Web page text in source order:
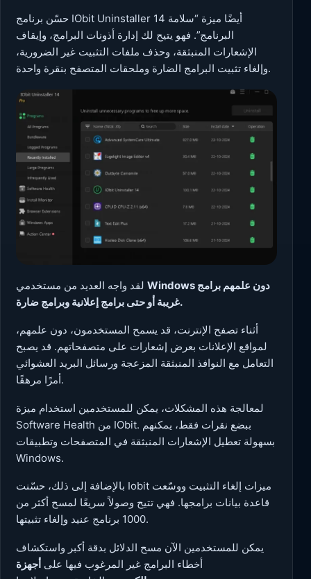
حسّن برنامج IObit Uninstaller 14 أيضًا ميزة “سلامة
البرنامج”. فهو يتيح لك إدارة أذونات البرامج، وإيقاف
الإشعارات المنبثقة، وحذف ملفات التثبيت غير الضرورية،
وإلغاء تثبيت البرامج الضارة وملحقات المتصفح بنقرة واحدة.
Windows دون علمهم برامج
غريبة أو حتى برامج إعلانية وبرامج ضارة.
أثناء تصفح الإنترنت، قد يسمح المستخدمون، دون علمهم،
لمواقع الإعلانات بعرض إشعارات على متصفحاتهم. قد يصبح
التعامل مع النوافذ المنبثقة المزعجة ورسائل البريد العشوائي
أمرًا مرهقًا.
لمعالجة هذه المشكلات، يمكن للمستخدمين استخدام ميزة
Software Health من IObit. ببضع نقرات فقط، يمكنهم
بسهولة تعطيل الإشعارات المنبثقة في المتصفحات وتطبيقات
Windows.
بالإضافة إلى ذلك، حسّنت Iobit ميزات إلغاء التثبيت ووسّعت
قاعدة بيانات برامجها. فهي تتيح وصولاً سريعًا لمسح أكثر من
1000 برنامج عنيد وإلغاء تثبيتها.
يمكن للمستخدمين الآن مسح الدلائل بدقة أكبر واستكشاف
أخطاء البرامج غير المرغوب فيها على أجهزة